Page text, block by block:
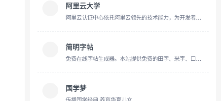
阿里云大学
阿里云认证中心依托阿里云领先的技术能力，为开发者提供集课程学习、实操训练、考试认证、技术交流为一体的一站式在线学习平台，并为政府、企业、高校提供全面的数字化人才培养服务。
简明字帖
免费在线字帖生成器。本站提供免费的田字、米字、口字格字帖生成及在线打印功能，可生成汉字字帖、汉字拼音字帖、汉字拼音笔顺字帖、拼音字帖、数字加减运算字帖等。完美支持chrome、edge、firefox，以及各
国学梦